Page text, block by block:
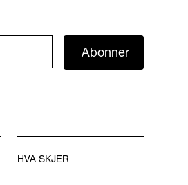
Abonner
HVA SKJER